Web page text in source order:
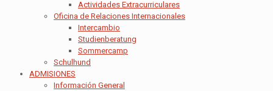
Actividades Extracurriculares
Oficina de Relaciones Internacionales
Intercambio
Studienberatung
Sommercamp
Schulhund
ADMISIONES
Información General